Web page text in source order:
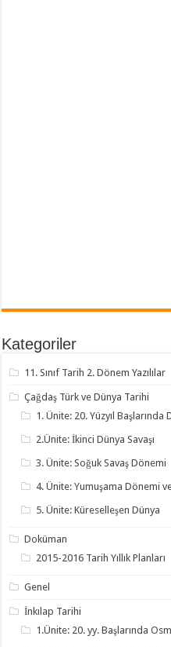
Kategoriler
11. Sınıf Tarih 2. Dönem Yazılılar
Çağdaş Türk ve Dünya Tarihi
1. Ünite: 20. Yüzyıl Başlarında
2.Ünite: İkinci Dünya Savaşı
3. Ünite: Soğuk Savaş Dönemi
4. Ünite: Yumuşama Dönemi
5. Ünite: Küreselleşen Dünya
Doküman
2015-2016 Tarih Yıllık Planları
Genel
İnkılap Tarihi
1.Ünite: 20. yy. Başlarında